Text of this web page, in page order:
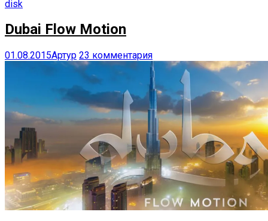
disk
Dubai Flow Motion
01.08.2015Артур 23 комментария